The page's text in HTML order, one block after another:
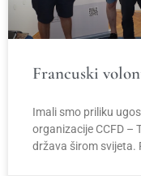
Francuski
Imali smo priliku
organizacije CCFD –
država širom svijeta.